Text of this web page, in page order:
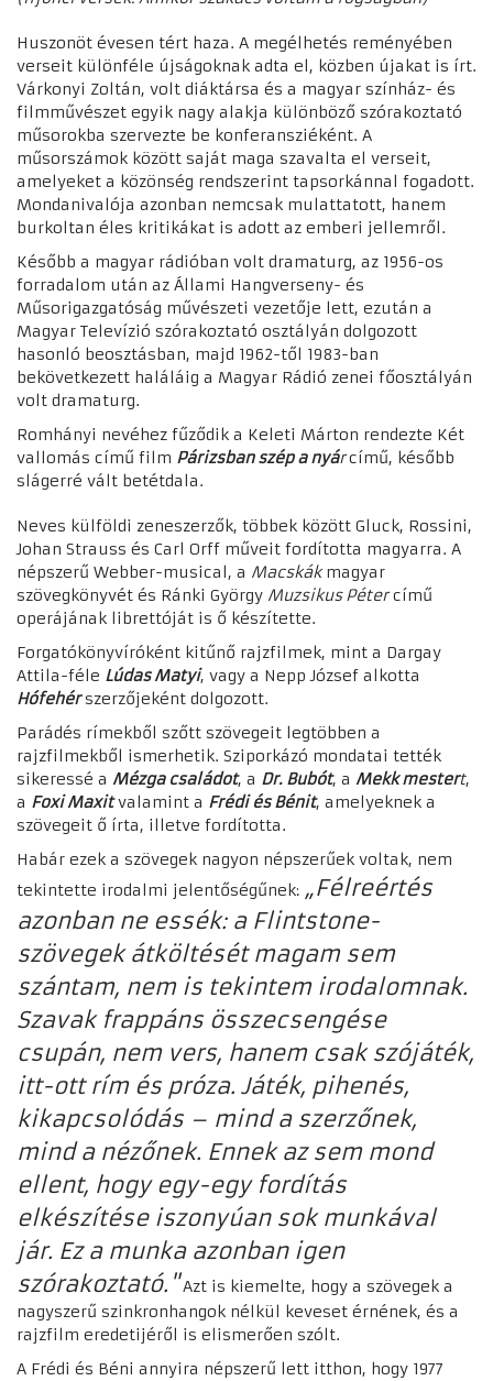
Huszonöt évesen tért haza. A megélhetés reményében
verseit különféle újságoknak adta el, közben újakat is írt.
Várkonyi Zoltán, volt diáktársa és a magyar színház- és
filmművészet egyik nagy alakja különböző szórakoztató
műsorokba szervezte be konferansziéként. A
műsorszámok között saját maga szavalta el verseit,
amelyeket a közönség rendszerint tapsorkánnal fogadott.
Mondanivalója azonban nemcsak mulattatott, hanem
burkoltan éles kritikákat is adott az emberi jellemről.
Később a magyar rádióban volt dramaturg, az 1956-os
forradalom után az Állami Hangverseny- és
Műsorigazgatóság művészeti vezetője lett, ezután a
Magyar Televízió szórakoztató osztályán dolgozott
hasonló beosztásban, majd 1962-től 1983-ban
bekövetkezett haláláig a Magyar Rádió zenei főosztályán
volt dramaturg.
Romhányi nevéhez fűződik a Keleti Márton rendezte Két
vallomás című film Párizsban szép a nyárcímű, később
slágerré vált betétdala.
Neves külföldi zeneszerzők, többek között Gluck, Rossini,
Johan Strauss és Carl Orff műveit fordította magyarra. A
népszerű Webber-musical, a Macskákmagyar
szövegkönyvét és Ránki György Muzsikus Pétercímű
operájának librettóját is ő készítette.
Forgatókönyvíróként kitűnő rajzfilmek, mint a Dargay
Attila-féle Lúdas Matyi, vagy a Nepp József alkotta
Hófehérszerzőjeként dolgozott.
Parádés rímekből szőtt szövegeit legtöbben a
rajzfilmekből ismerhetik. Sziporkázó mondatai tették
sikeressé a Mézga családot, a Dr. Bubót, a Mekk mestert,
a Foxi Maxit valamint a Frédi és Bénit, amelyeknek a
szövegeit ő írta, illetve fordította.
Habár ezek a szövegek nagyon népszerűek voltak, nem
tekintette irodalmi jelentőségűnek: „Félreértés
azonban ne essék: a Flintstone-
szövegek átköltését magam sem
szántam, nem is tekintem irodalomnak.
Szavak frappáns összecsengése
csupán, nem vers, hanem csak szójáték,
itt-ott rím és próza. Játék, pihenés,
kikapcsolódás – mind a szerzőnek,
mind a nézőnek. Ennek az sem mond
ellent, hogy egy-egy fordítás
elkészítése iszonyúan sok munkával
jár. Ez a munka azonban igen
szórakoztató."Azt is kiemelte, hogy a szövegek a
nagyszerű szinkronhangok nélkül keveset érnének, és a
rajzfilm eredetijéről is elismerően szólt.
A Frédi és Béni annyira népszerű lett itthon, hogy 1977